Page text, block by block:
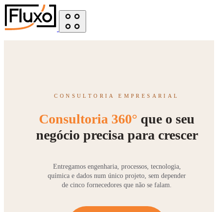
CONSULTORIA EMPRESARIAL
Consultoria 360° que o seu
negócio precisa para crescer
Entregamos engenharia, processos, tecnologia,
química e dados num único projeto, sem depender
de cinco fornecedores que não se falam.